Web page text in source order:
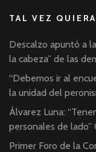
TAL VEZ
Descalzo apuntó a
la cabeza” de las
“Debemos ir al
la unidad del
Álvarez Luna:
personales de lado”
Primer Foro de la